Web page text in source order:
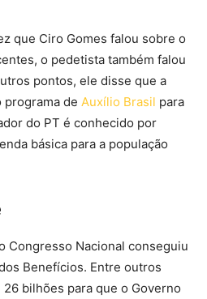
que Ciro Gomes falou sobre o
o pedetista também falou
pontos, ele disse que a
programa de Auxílio Brasil para
do PT é conhecido por
básica para a população
Congresso Nacional conseguiu
Benefícios. Entre outros
bilhões para que o Governo